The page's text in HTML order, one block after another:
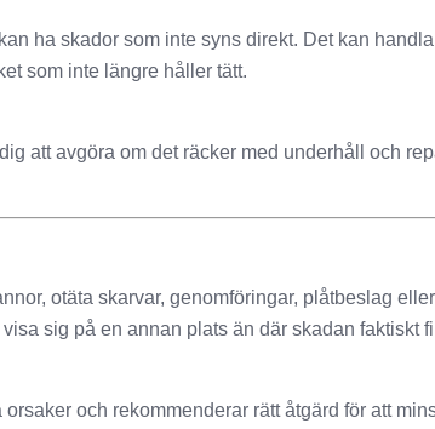
ha skador som inte syns direkt. Det kan
som inte längre håller tätt.
att avgöra om det räcker med underhåll och
otäta skarvar, genomföringar, plåtbeslag
sig på en annan plats än där skadan faktiskt
och rekommenderar rätt åtgärd för att